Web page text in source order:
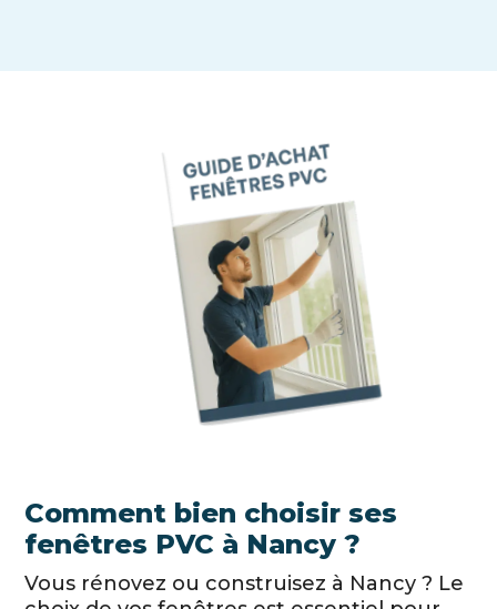
Comment bien choisir ses
fenêtres PVC à Nancy ?
Vous rénovez ou construisez à Nancy ? Le